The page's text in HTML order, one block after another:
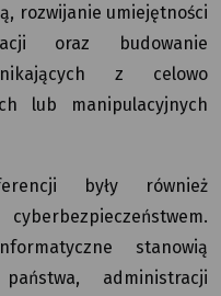
rozwijanie umiejętności
oraz budowanie
z celowo
lub manipulacyjnych
były również
stanowią
administracji